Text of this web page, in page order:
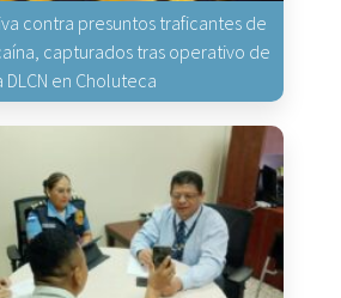
contra presuntos traficantes de
capturados tras operativo de
DLCN en Choluteca